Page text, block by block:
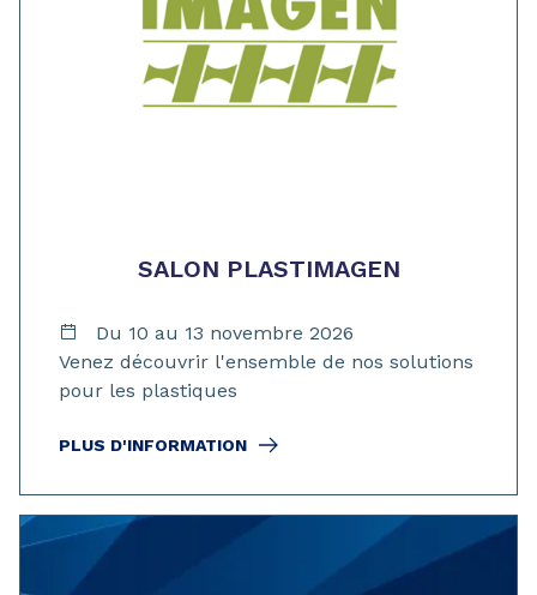
SALON PLASTIMAGEN
Du 10 au 13 novembre 2026
Venez découvrir l'ensemble de nos solutions
pour les plastiques
PLUS D'INFORMATION